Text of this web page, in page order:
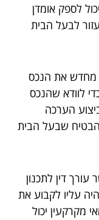
לספק אומדן
לבעל הבית
מחדש את הנכס
לוודא שהנכס
הערכה
שבעל הבית
עורך דין לתכנון
עליו לקבוע את
מקרקעין יכול